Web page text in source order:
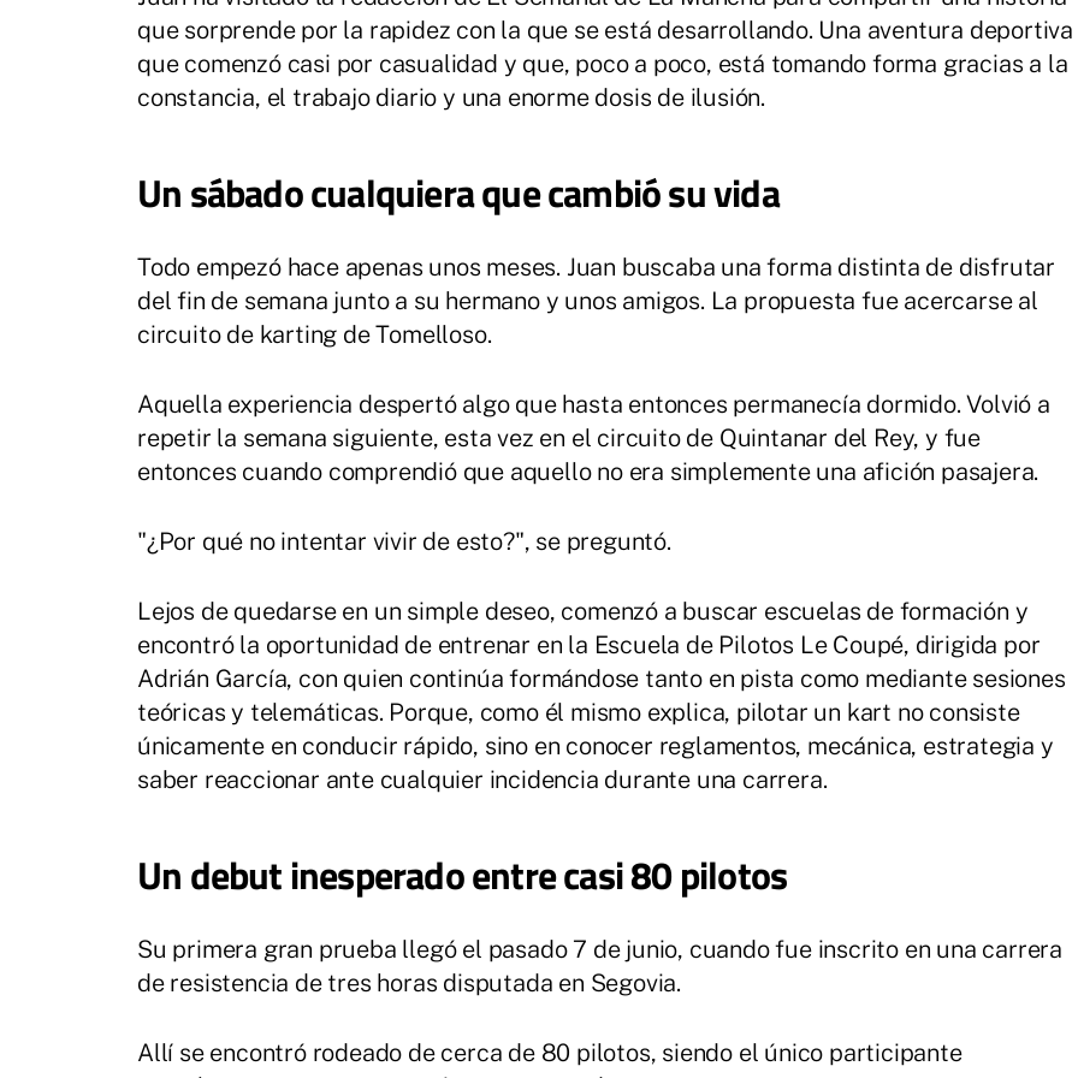
que sorprende por la rapidez con la que se está desarrollando. Una aventura deportiva
que comenzó casi por casualidad y que, poco a poco, está tomando forma gracias a la
constancia, el trabajo diario y una enorme dosis de ilusión.
Un sábado cualquiera que cambió su vida
Todo empezó hace apenas unos meses. Juan buscaba una forma distinta de disfrutar
del fin de semana junto a su hermano y unos amigos. La propuesta fue acercarse al
circuito de karting de Tomelloso.
Aquella experiencia despertó algo que hasta entonces permanecía dormido. Volvió a
repetir la semana siguiente, esta vez en el circuito de Quintanar del Rey, y fue
entonces cuando comprendió que aquello no era simplemente una afición pasajera.
"¿Por qué no intentar vivir de esto?", se preguntó.
Lejos de quedarse en un simple deseo, comenzó a buscar escuelas de formación y
encontró la oportunidad de entrenar en la Escuela de Pilotos Le Coupé, dirigida por
Adrián García, con quien continúa formándose tanto en pista como mediante sesiones
teóricas y telemáticas. Porque, como él mismo explica, pilotar un kart no consiste
únicamente en conducir rápido, sino en conocer reglamentos, mecánica, estrategia y
saber reaccionar ante cualquier incidencia durante una carrera.
Un debut inesperado entre casi 80 pilotos
Su primera gran prueba llegó el pasado 7 de junio, cuando fue inscrito en una carrera
de resistencia de tres horas disputada en Segovia.
Allí se encontró rodeado de cerca de 80 pilotos, siendo el único participante